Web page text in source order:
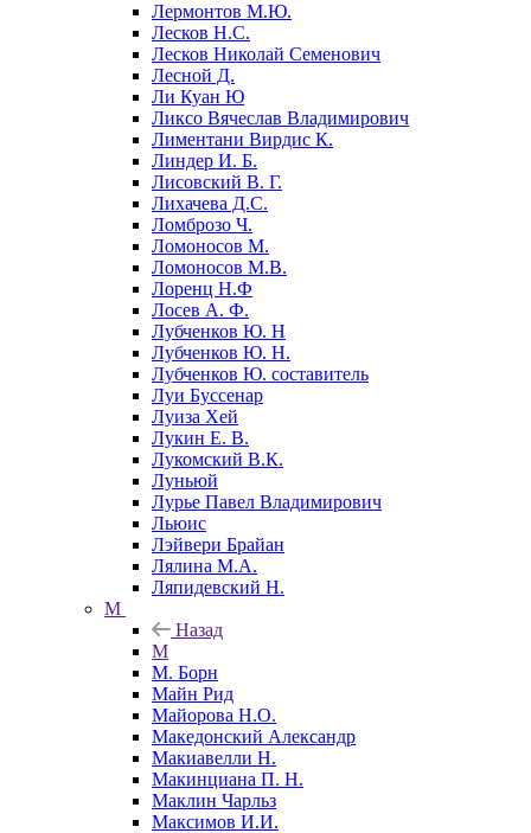
Лермонтов М.Ю.
Лесков Н.С.
Лесков Николай Семенович
Лесной Д.
Ли Куан Ю
Ликсо Вячеслав Владимирович
Лиментани Вирдис К.
Линдер И. Б.
Лисовский В. Г.
Лихачева Д.С.
Ломброзо Ч.
Ломоносов М.
Ломоносов М.В.
Лоренц Н.Ф
Лосев А. Ф.
Лубченков Ю. Н
Лубченков Ю. Н.
Лубченков Ю. составитель
Луи Буссенар
Луиза Хей
Лукин Е. В.
Лукомский В.К.
Луньюй
Лурье Павел Владимирович
Льюис
Лэйвери Брайан
Лялина М.А.
Ляпидевский Н.
М
Назад
М
М. Борн
Майн Рид
Майорова Н.О.
Македонский Александр
Макиавелли Н.
Макинциана П. Н.
Маклин Чарльз
Максимов И.И.